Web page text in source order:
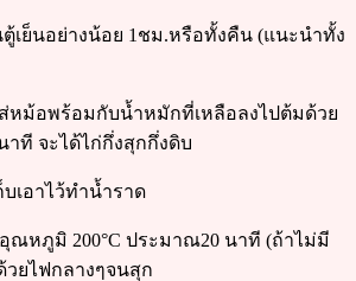
เย็นอย่างน้อย 1ชม.หรือทั้งคืน (แนะนำทั้ง
หม้อพร้อมกับน้ำหมักที่เหลือลงไปต้มด้วย
ที จะได้ไก่กึ่งสุกกึ่งดิบ
เอาไว้ทำน้ำราด
อุณหภูมิ 200°C ประมาณ20 นาที (ถ้าไม่มี
วยไฟกลางๆจนสุก